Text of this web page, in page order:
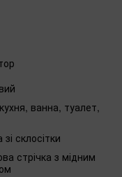
ванна, туалет,
склосітки
стрічка з мідним